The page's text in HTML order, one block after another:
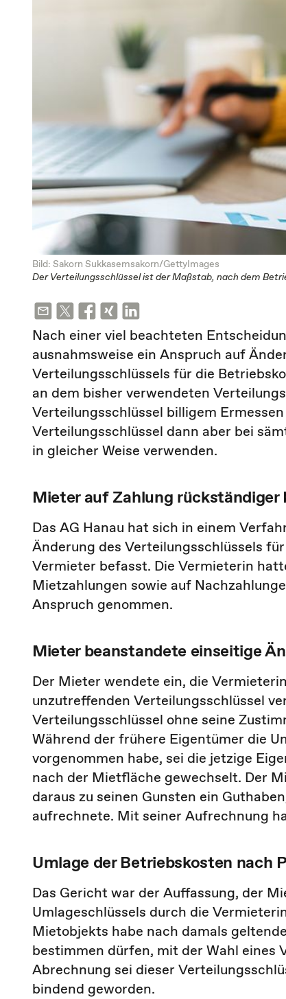
Bild: Sakorn Sukkasemsakorn/GettyImages
Der Verteilungsschlüssel ist der Maßstab, nach dem
Nach einer viel beachteten
ausnahmsweise ein Anspruch auf
Verteilungsschlüssels für die
an dem bisher verwendeten
Verteilungsschlüssel billigem
Verteilungsschlüssel dann aber bei
in gleicher Weise verwenden.
Mieter auf Zahlung
Das AG Hanau hat sich in einem
Änderung des Verteilungsschlüssels
Vermieter befasst. Die Vermieterin
Mietzahlungen sowie auf
Anspruch genommen.
Mieter beanstandete einseitige
Der Mieter wendete ein, die
unzutreffenden Verteilungsschlüssel
Verteilungsschlüssel ohne seine
Während der frühere Eigentümer die
vorgenommen habe, sei die jetzige
nach der Mietfläche gewechselt. Der
daraus zu seinen Gunsten ein
aufrechnete. Mit seiner Aufrechnung
Umlage der Betriebskosten nach
Das Gericht war der Auffassung, der
Umlageschlüssels durch die
Mietobjekts habe nach damals
bestimmen dürfen, mit der Wahl eines
Abrechnung sei dieser
bindend geworden.